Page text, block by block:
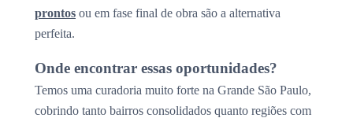
prontos ou em fase final de obra são a alternativa
perfeita.
Onde encontrar essas oportunidades?
Temos uma curadoria muito forte na Grande São Paulo,
cobrindo tanto bairros consolidados quanto regiões com